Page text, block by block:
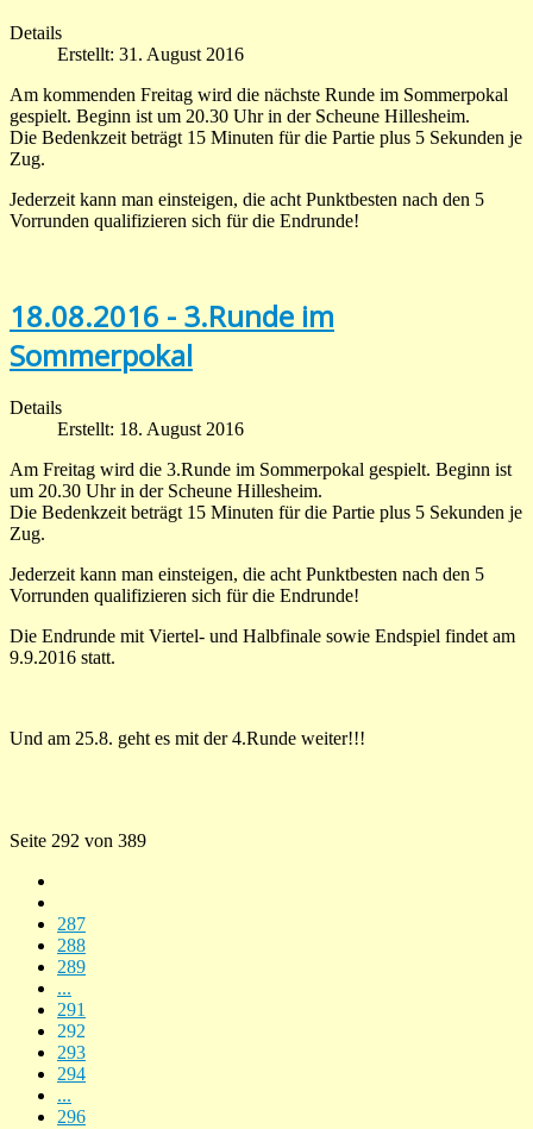
Details
Erstellt: 31. August 2016
Am kommenden Freitag wird die nächste Runde im Sommerpokal
gespielt. Beginn ist um 20.30 Uhr in der Scheune Hillesheim.
Die Bedenkzeit beträgt 15 Minuten für die Partie plus 5 Sekunden je
Zug.
Jederzeit kann man einsteigen, die acht Punktbesten nach den 5
Vorrunden qualifizieren sich für die Endrunde!
18.08.2016 - 3.Runde im
Sommerpokal
Details
Erstellt: 18. August 2016
Am Freitag wird die 3.Runde im Sommerpokal gespielt. Beginn ist
um 20.30 Uhr in der Scheune Hillesheim.
Die Bedenkzeit beträgt 15 Minuten für die Partie plus 5 Sekunden je
Zug.
Jederzeit kann man einsteigen, die acht Punktbesten nach den 5
Vorrunden qualifizieren sich für die Endrunde!
Die Endrunde mit Viertel- und Halbfinale sowie Endspiel findet am
9.9.2016 statt.
Und am 25.8. geht es mit der 4.Runde weiter!!!
Seite 292 von 389
287
288
289
...
291
292
293
294
...
296